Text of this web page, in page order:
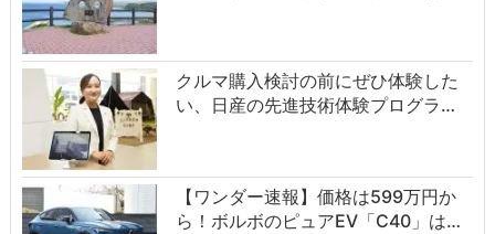
クルマ購入検討の前にぜひ体験した
い、日産の先進技術体験プログラ…
【ワンダー速報】価格は599万円か
ら！ボルボのピュアEV「C40」は…